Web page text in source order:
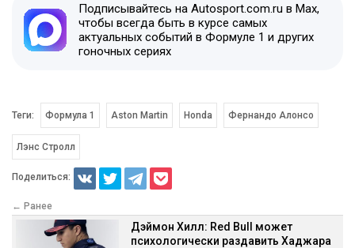
Подписывайтесь на Autosport.com.ru в Max,
чтобы всегда быть в курсе самых
актуальных событий в Формуле 1 и других
гоночных сериях
Теги: Формула 1 Aston Martin Honda Фернандо Алонсо
Лэнс Стролл
Поделиться:
← Ранее
Дэймон Хилл: Red Bull может
психологически раздавить Хаджара